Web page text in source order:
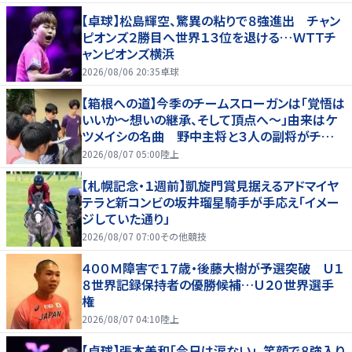
【卓球】松島輝空、驚異の粘りで８強進出 チャン
ピオンズ２勝目へ世界１３位を退ける…ＷＴＴチ
ャンピオンズ横浜
2026/08/06 20:35卓球
【箱根への道】今季のチームスローガンは「覚悟は
いいか～想いの継承、そして頂点へ～」由来はケ
ツメイシの名曲 野中主将と３人の副将がチーム
を引っ張る…夏合宿特集第１弾、国学院大
2026/08/07 05:00陸上
【札幌記念・１週前】凱旋門賞見据えるアドマイヤ
テラと新コンビの坂井瑠星騎手が手応え「イメー
ジしていた通り」
2026/08/07 07:00その他競技
４００Ｍ障害で１７歳・後藤大樹が予選突破 Ｕ１
８世界記録保持者の優勝候補…Ｕ２０世界選手
権
2026/08/07 04:10陸上